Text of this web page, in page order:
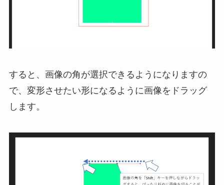
すると、画像の角が選択できるようになりますの
で、変形させたい形になるように画像をドラッグ
します。